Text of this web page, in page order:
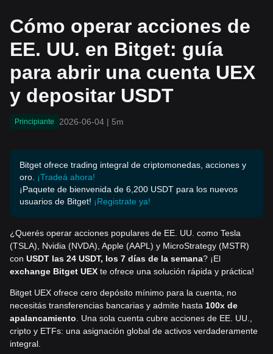
depositar USDT
Cómo operar acciones de
EE. UU. en Bitget: guía
para abrir una cuenta UEX
y depositar USDT
Principiante 2026-06-04 | 5m
Bitget ofrece trading integral de criptomonedas, acciones y
oro. ¡Tradeá ahora!
¡Paquete de bienvenida de 6,200 USDT para los nuevos
usuarios de Bitget! ¡Registrate ya!
¿Querés operar acciones populares de EE. UU. como Tesla
(TSLA), Nvidia (NVDA), Apple (AAPL) y MicroStrategy (MSTR)
con USDT las 24 USDT, los 7 días de la semana? ¡El
exchange Bitget UEX te ofrece una solución rápida y práctica!
Bitget UEX ofrece cero depósito mínimo para la cuenta, no
necesitás transferencias bancarias y admite hasta 100x de
apalancamiento. Una sola cuenta cubre acciones de EE. UU.,
cripto y ETFs: una asignación global de activos verdaderamente
integral.